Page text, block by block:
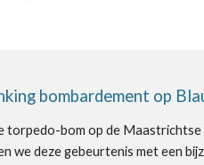
bombardement op
bom op de
we deze gebeurtenis met een